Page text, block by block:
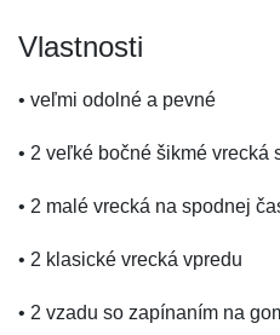
Vlastnosti
• veľmi odolné a pevné
• 2 veľké bočné šikmé vrecká
• 2 malé vrecká na spodnej
• 2 klasické vrecká vpredu
• 2 vzadu so zapínaním na